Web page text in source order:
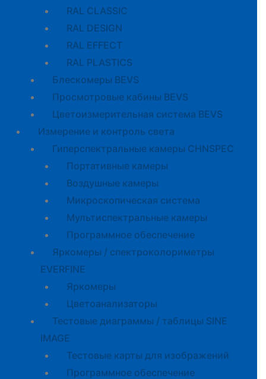
RAL CLASSIC
RAL DESIGN
RAL EFFECT
RAL PLASTICS
Блескомеры BEVS
Просмотровые кабины BEVS
Цветоизмерительная система BEVS
Измерение и контроль света
Гиперспектральные камеры CHNSPEC
Портативные камеры
Воздушные камеры
Микроскопическая система
Мультиспектральные камеры
Программное обеспечение
Яркомеры / спектроколориметры
EVERFINE
Яркомеры
Цветоанализаторы
Тестовые диаграммы / таблицы SINE
IMAGE
Тестовые карты для изображений
Программное обеспечение